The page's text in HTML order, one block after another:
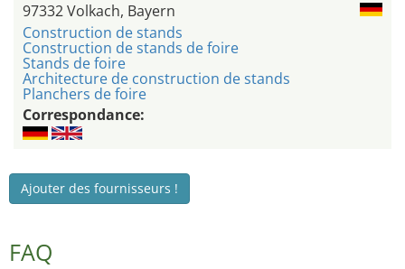
97332 Volkach, Bayern
Construction de stands
Construction de stands de foire
Stands de foire
Architecture de construction de stands
Planchers de foire
Correspondance:
Ajouter des fournisseurs !
FAQ